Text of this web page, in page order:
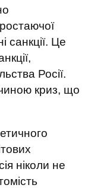
санкції. Це
Росії.
криз, що
ніколи не